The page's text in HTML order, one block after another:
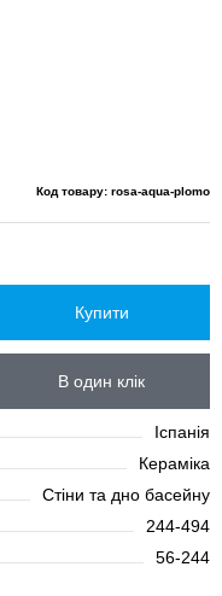
Код товару: rosa-aqua-plomo
Купити
В один клік
Іспанія
Кераміка
Стіни та дно басейну
244-494
56-244